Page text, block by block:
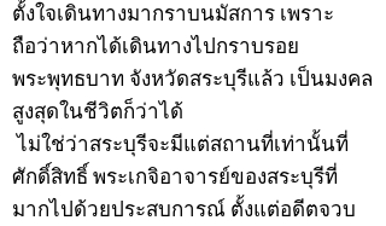
ตั้งใจเดินทางมากราบนมัสการ เพราะ
ถือว่าหากได้เดินทางไปกราบรอย
พระพุทธบาท จังหวัดสระบุรีแล้ว เป็นมงคล
สูงสุดในชีวิตก็ว่าได้
ไม่ใช่ว่าสระบุรีจะมีแต่สถานที่เท่านั้นที่
ศักดิ์สิทธิ์ พระเกจิอาจารย์ของสระบุรีที่
มากไปด้วยประสบการณ์ ตั้งแต่อดีตจวบ